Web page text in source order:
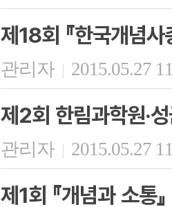
제18회 『한국개념
관리자 | 2015.05.27
제2회 한림과학원·
관리자 | 2015.05.27
제1회 『개념과 소통